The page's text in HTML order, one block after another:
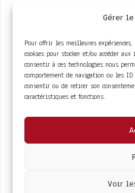
Gérer
Pour offrir les meilleures
cookies pour stocker et/ou accéder
consentir à ces technologies nous
comportement de navigation ou les
consentir ou de retirer son
caractéristiques et fonctions.
Voir
ACCÈS RAPIDE
La Trompe
La FITF
Agenda
Conditions